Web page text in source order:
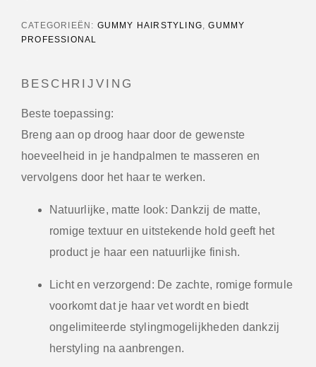
CATEGORIEËN: GUMMY HAIRSTYLING,GUMMY
PROFESSIONAL
BESCHRIJVING
Beste toepassing:
Breng aan op droog haar door de gewenste
hoeveelheid in je handpalmen te masseren en
vervolgens door het haar te werken.
Natuurlijke, matte look: Dankzij de matte,
romige textuur en uitstekende hold geeft het
product je haar een natuurlijke finish.
Licht en verzorgend: De zachte, romige formule
voorkomt dat je haar vet wordt en biedt
ongelimiteerde stylingmogelijkheden dankzij
herstyling na aanbrengen.